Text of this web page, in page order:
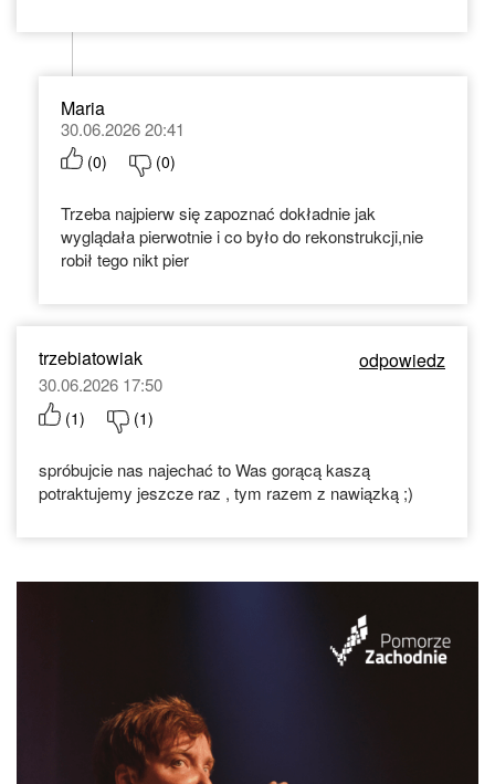
Maria
30.06.2026 20:41
(0) (0)
Trzeba najpierw się zapoznać dokładnie jak
wyglądała pierwotnie i co było do rekonstrukcji,nie
robił tego nikt pier
trzebiatowiak odpowiedz
30.06.2026 17:50
(1) (1)
spróbujcie nas najechać to Was gorącą kaszą
potraktujemy jeszcze raz , tym razem z nawiązką ;)